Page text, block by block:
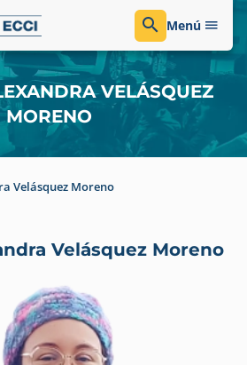
Menú
VELÁSQUEZ
MORENO
Velásquez Moreno
Velásquez Moreno